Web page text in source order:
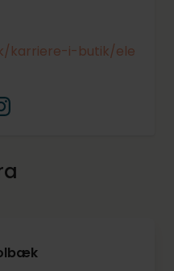
karriere-i-butik/ele